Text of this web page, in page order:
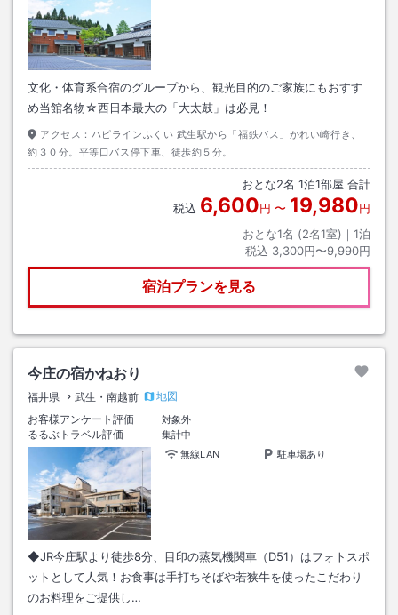
文化・体育系合宿のグループから、観光目的のご家族にもおすす
め当館名物☆西日本最大の「大太鼓」は必見！
アクセス： ハピラインふくい 武生駅から「福鉄バス」かれい崎行き、
約３０分。平等口バス停下車、徒歩約５分。
おとな2名 1泊1部屋 合計
税込 6,600円 〜 19,980円
おとな1名 (2名1室)｜ 1泊
税込 3,300円〜9,990円
宿泊プランを見る
今庄の宿かねおり
福井県 武生・南越前
地図
お客様アンケート評価
対象外
るるぶトラベル評価
集計中
無線LAN
駐車場あり
◆JR今庄駅より徒歩8分、目印の蒸気機関車（D51）はフォトスポ
ットとして人気！お食事は手打ちそばや若狭牛を使ったこだわり
のお料理をご提供し…